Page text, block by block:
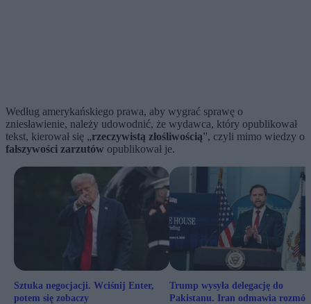
Według amerykańskiego prawa, aby wygrać sprawę o
zniesławienie, należy udowodnić, że wydawca, który opublikował
tekst, kierował się „rzeczywistą złośliwością”, czyli mimo wiedzy o
fałszywości zarzutów opublikował je.
Sztuka negocjacji. Wciśnij Enter,
potem się zobaczy
Trump wysyła delegację do
Pakistanu. Iran odmawia